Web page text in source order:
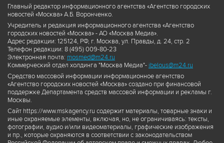
Главный редактор информационного агентства «Агентство городских
новостей «Москва» А.Б. Воронченко.
Учредитель и редакция информационного агентства «Агентство
городских новостей «Москва» - АО «Москва Медиа».
Адрес редакции: 125124, РФ, г. Москва, ул. Правды, д. 24, стр. 2
Телефон редакции: 8 (495) 009-80-23
Электронная почта: mosmed@m24.ru
Коммерческий отдел холдинга "Москва Медиа"- ibelous@m24.ru
Средство массовой информации информационное агентство
«Агентство городских новостей «Москва» создано при финансовой
поддержке Департамента средств массовой информации и рекламы г.
Москвы.
Сайт https://www.mskagency.ru содержит материалы, товарные знаки и
иные охраняемые элементы, включая, но, не ограничиваясь: тексты,
фотографии, аудио и/или видеоматериалы, графические изображения
и пр., которые охраняются в соответствии с законодательством